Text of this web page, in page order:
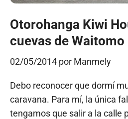
Otorohanga Kiwi
cuevas de Waitomo
02/05/2014 por Manmely
Debo reconocer que dormí
caravana. Para mí, la única
tengamos que salir a la calle